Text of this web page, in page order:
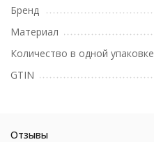
Бренд
Материал
Количество в одной упаковке
GTIN
Отзывы